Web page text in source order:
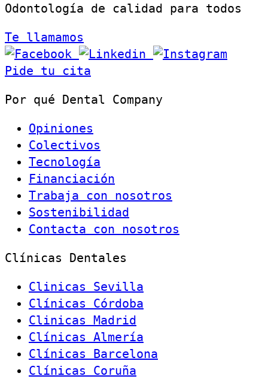
Odontología de calidad para todos
Te llamamos
Pide tu cita
Por qué Dental Company
Opiniones
Colectivos
Tecnología
Financiación
Trabaja con nosotros
Sostenibilidad
Contacta con nosotros
Clínicas Dentales
Clinicas Sevilla
Clínicas Córdoba
Clinicas Madrid
Clínicas Almería
Clínicas Barcelona
Clínicas Coruña